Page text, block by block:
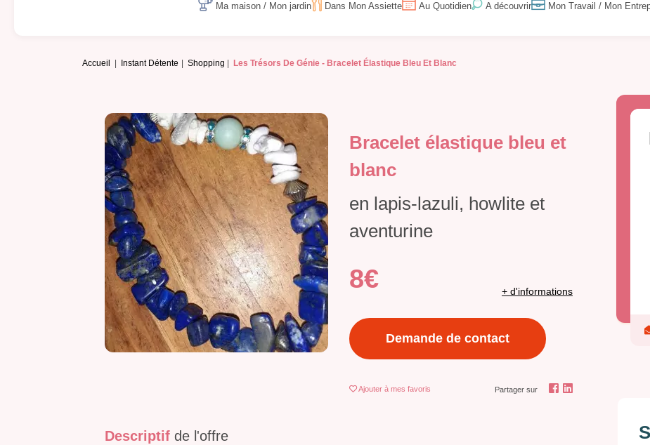
Ma maison / Mon jardin Dans Mon Assiette Au Quotidien A découvrir Mon Travail / Mon
Accueil Instant Détente Shopping Les Trésors De Génie - Bracelet Élastique Bleu Et Blanc
Bracelet élastique bleu et
blanc
en lapis-lazuli, howlite et
aventurine
8€ + d'informations
Demande de contact
Ajouter à mes favoris Partager sur
Descriptif de l'offre